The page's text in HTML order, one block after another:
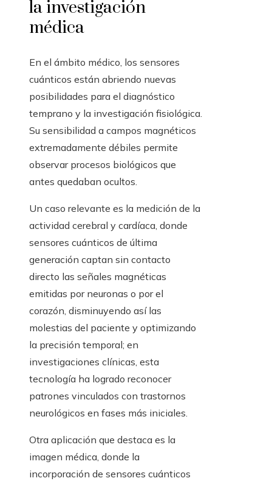
la investigación
médica
En el ámbito médico, los sensores
cuánticos están abriendo nuevas
posibilidades para el diagnóstico
temprano y la investigación fisiológica.
Su sensibilidad a campos magnéticos
extremadamente débiles permite
observar procesos biológicos que
antes quedaban ocultos.
Un caso relevante es la medición de la
actividad cerebral y cardíaca, donde
sensores cuánticos de última
generación captan sin contacto
directo las señales magnéticas
emitidas por neuronas o por el
corazón, disminuyendo así las
molestias del paciente y optimizando
la precisión temporal; en
investigaciones clínicas, esta
tecnología ha logrado reconocer
patrones vinculados con trastornos
neurológicos en fases más iniciales.
Otra aplicación que destaca es la
imagen médica, donde la
incorporación de sensores cuánticos